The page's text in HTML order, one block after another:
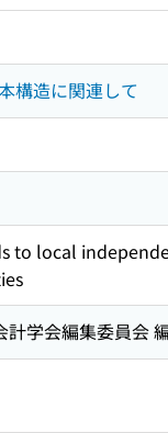
構造に関連して
to local
学会編集委員会